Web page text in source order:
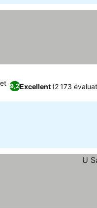
9,2Excellent (2 173